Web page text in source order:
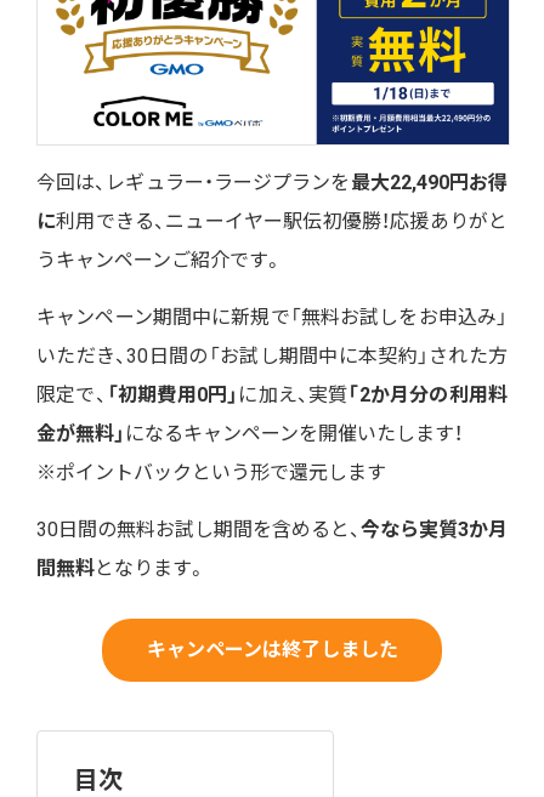
今回は、レギュラー・ラージプランを 最大22,490円お得
に利用できる、ニューイヤー駅伝初優勝！応援ありがと
うキャンペーンご紹介です。
キャンペーン期間中に新規で「無料お試しをお申込み」
いただき、30日間の「お試し期間中に本契約」された方
限定で、 「初期費用0円」 に加え、実質「2か月分の利用料
金が無料」 になるキャンペーンを開催いたします！
※ポイントバックという形で還元します
30日間の無料お試し期間を含めると、 今なら実質3か月
間無料となります。
キャンペーンは終了しました
目次